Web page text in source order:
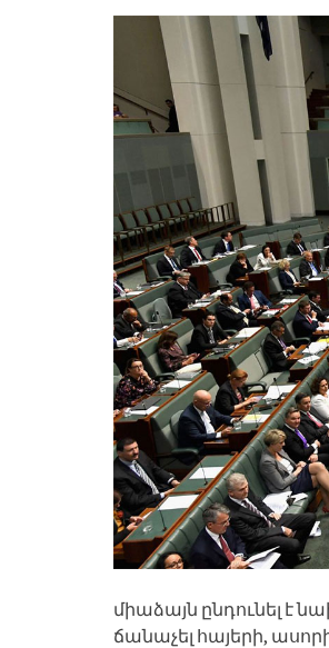
միաձայն ընդունել է
ճանաչել հայերի,